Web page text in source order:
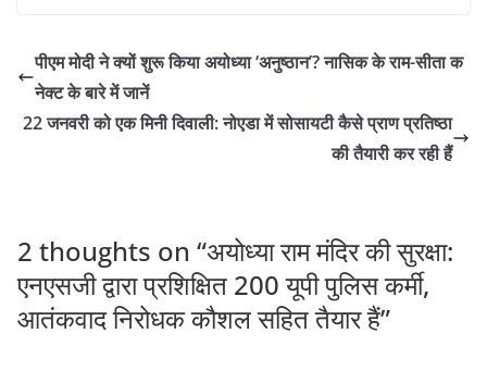
c
e
b
itt
er
ai
l
ar
e
पीएम मोदी ने क्यों शुरू किया अयोध्या ‘अनुष्ठान’? नासिक के राम-सीता क
नेक्ट के बारे में जानें
22 जनवरी को एक मिनी दिवाली: नोएडा में सोसायटी कैसे प्राण प्रतिष्ठा
की तैयारी कर रही हैं
2 thoughts on “अयोध्या राम मंदिर की सुरक्षा:
एनएसजी द्वारा प्रशिक्षित 200 यूपी पुलिस कर्मी,
आतंकवाद निरोधक कौशल सहित तैयार हैं”